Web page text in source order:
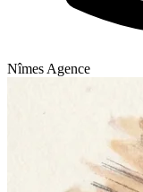
Nîmes Agence